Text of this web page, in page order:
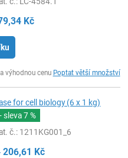
Kč
výhodnou cenu Poptat větší množství
for cell biology (6 x 1 kg)
sleva7 %
č.: 1211KG001_6
206,61 Kč